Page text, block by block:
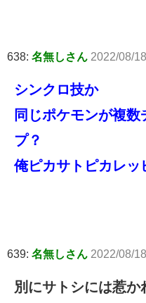
638: 名無しさん 2022/08/
シンクロ技か
同じポケモンが複
プ？
俺ピカサトピカレッ
639: 名無しさん 2022/08/
別にサトシには惹